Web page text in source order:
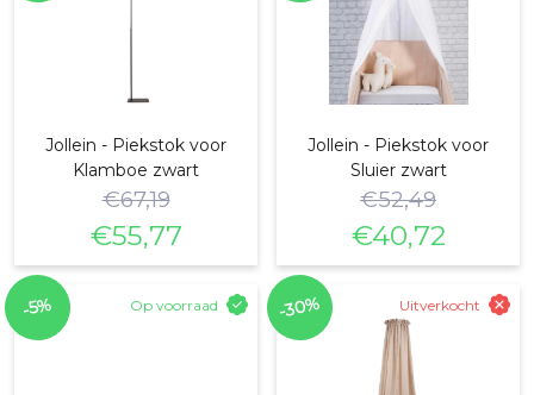
€46,29.
€32,50.
Jollein - Piekstok voor
Klamboe zwart
€67,19
Oorspronkelijke
prijs
was:
€55,77
Huidige
prijs
is:
Jollein - Piekstok voor
Sluier zwart
€52,49
Oorspronkelijke
prijs
was:
€52,49.
€40,72
Huidige
prijs
is:
€40,72.
Op voorraad
-5% Uitverkocht
-30%